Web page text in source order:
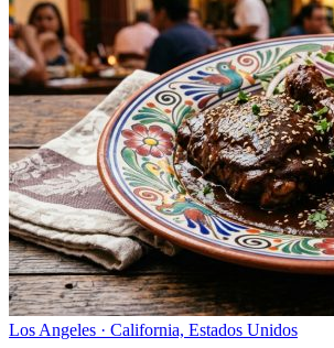
Los Angeles · California, Estados Unidos